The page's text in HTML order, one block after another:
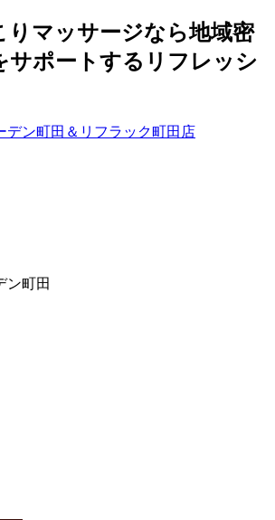
りマッサージなら地域密
サポートするリフレッシ
ン町田